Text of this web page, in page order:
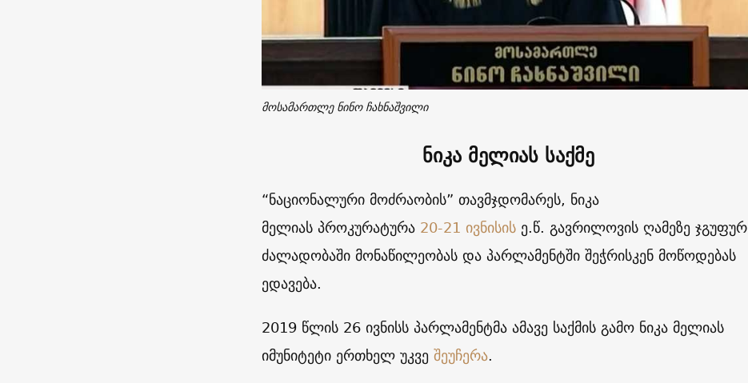
მოსამართლე ნინო ჩახნაშვილი
ნიკა მელიას საქმე
“ნაციონალური მოძრაობის” თავმჯდომარეს, ნიკა
მელიას პროკურატურა 20-21 ივნისისე.წ. გავრილოვის ღამეზე ჯგუფურ
ძალადობაში მონაწილეობას და პარლამენტში შეჭრისკენ მოწოდებას
ედავება.
2019 წლის 26 ივნისს პარლამენტმა ამავე საქმის გამო ნიკა მელიას
იმუნიტეტი ერთხელ უკვე შეუჩერა.